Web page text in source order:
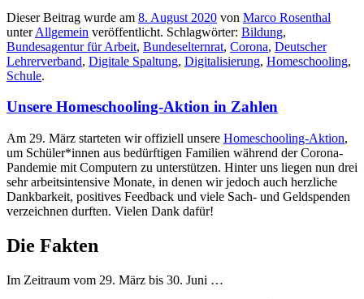
Dieser Beitrag wurde am 8. August 2020 von Marco Rosenthal
unterAllgemein veröffentlicht. Schlagwörter: Bildung,
Bundesagentur für Arbeit, Bundeselternrat, Corona, Deutscher
Lehrerverband, Digitale Spaltung, Digitalisierung, Homeschooling,
Schule.
Unsere Homeschooling-Aktion in Zahlen
Am 29. März starteten wir offiziell unsere Homeschooling-Aktion,
um Schüler*innen aus bedürftigen Familien während der Corona-
Pandemie mit Computern zu unterstützen. Hinter uns liegen nun drei
sehr arbeitsintensive Monate, in denen wir jedoch auch herzliche
Dankbarkeit, positives Feedback und viele Sach- und Geldspenden
verzeichnen durften. Vielen Dank dafür!
Die Fakten
Im Zeitraum vom 29. März bis 30. Juni …